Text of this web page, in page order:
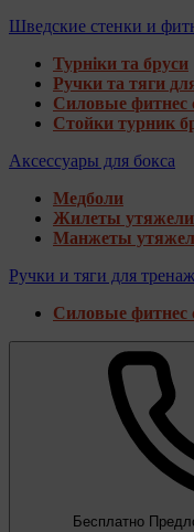
Шведские стенки и
Турніки та бруси
Ручки та тяги
Силовые фитнес
Стойки турник
Аксессуары для бокса
Медболи
Жилеты
Манжеты
Ручки и тяги для
Силовые фитнес
Бесплатно